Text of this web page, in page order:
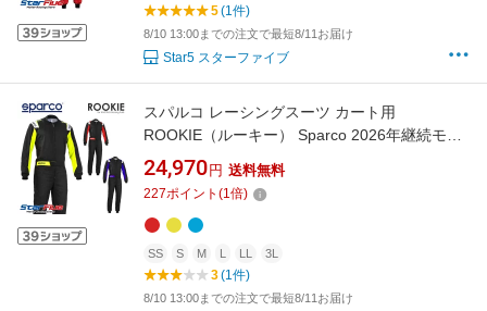
5(1件)
8/10 13:00までの注文で最短8/11お届け
Star5 スターファイブ
スパルコ レーシングスーツ カート用
ROOKIE（ルーキー） Sparco 2026年継続モデ
ル
24,970 円 送料無料
227ポイント (1倍)
SS S M L LL 3L
3(1件)
8/10 13:00までの注文で最短8/11お届け